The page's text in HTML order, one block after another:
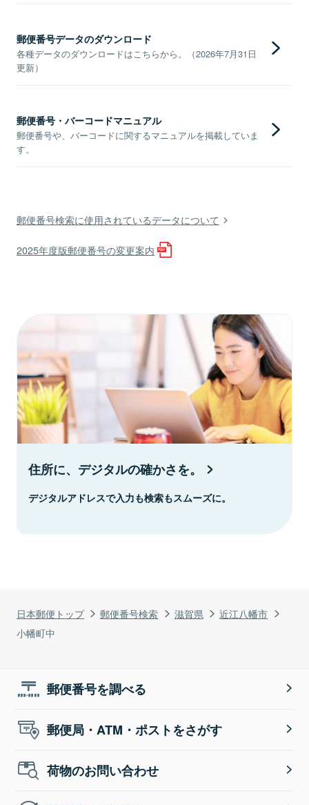
日本郵便トップ 郵便番号検索 滋賀県
近江八幡市
小幡町中
郵便番号データのダウンロード
各種データのダウンロードはこちらから。（2026年7月31日
更新）
郵便番号・バーコードマニュアル
郵便番号や、バーコードに関するマニュアルを掲載していま
す。
郵便番号検索に使用されているデータについて
2025年度版郵便番号の変更案内
住所に、デジタルの確かさを。
デジタルアドレスで入力も検索もスムーズに。
郵便番号を調べる
郵便局・ATM・ポストをさがす
荷物のお問い合わせ